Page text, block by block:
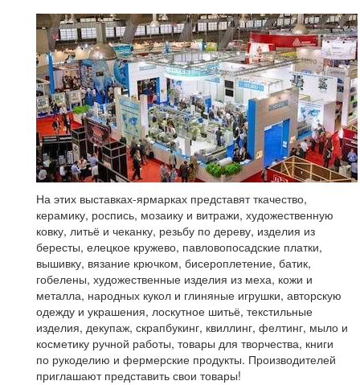
На этих выставках-ярмарках представят ткачество,
керамику, роспись, мозаику и витражи, художественную
ковку, литьё и чеканку, резьбу по дереву, изделия из
бересты, елецкое кружево, павловопосадские платки,
вышивку, вязание крючком, бисероплетение, батик,
гобелены, художественные изделия из меха, кожи и
металла, народных кукол и глиняные игрушки, авторскую
одежду и украшения, лоскутное шитьё, текстильные
изделия, декупаж, скрапбукинг, квиллинг, фелтинг, мыло и
косметику ручной работы, товары для творчества, книги
по рукоделию и фермерские продукты. Производителей
приглашают представить свои товары!